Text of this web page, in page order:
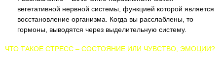
вегетативной нервной системы, функцией которой является
восстановление организма. Когда вы расслаблены, то
гормоны, выводятся через выделительную систему.
ЧТО ТАКОЕ СТРЕСС – СОСТОЯНИЕ ИЛИ ЧУВСТВО, ЭМОЦИИ?